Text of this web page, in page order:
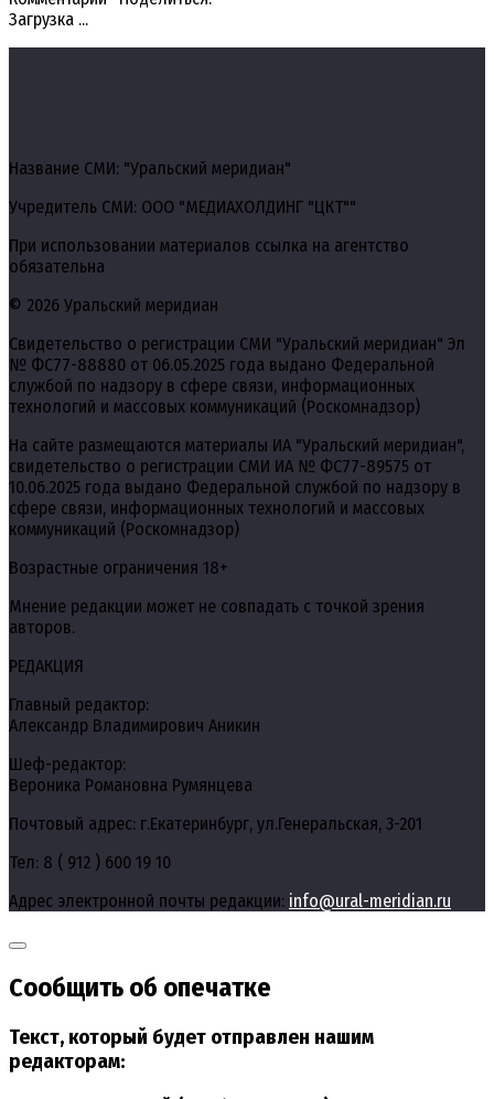
Загрузка ...
Название СМИ: "Уральский меридиан"
Учредитель СМИ: ООО "МЕДИАХОЛДИНГ "ЦКТ""
При использовании материалов ссылка на агентство
обязательна
© 2026 Уральский меридиан
Свидетельство о регистрации СМИ "Уральский меридиан" Эл
№ ФС77-88880 от 06.05.2025 года выдано Федеральной
службой по надзору в сфере связи, информационных
технологий и массовых коммуникаций (Роскомнадзор)
На сайте размещаются материалы ИА "Уральский меридиан",
свидетельство о регистрации СМИ ИА № ФС77-89575 от
10.06.2025 года выдано Федеральной службой по надзору в
сфере связи, информационных технологий и массовых
коммуникаций (Роскомнадзор)
Возрастные ограничения 18+
Мнение редакции может не совпадать с точкой зрения
авторов.
РЕДАКЦИЯ
Главный редактор:
Александр Владимирович Аникин
Шеф-редактор:
Вероника Романовна Румянцева
Почтовый адрес: г.Екатеринбург, ул.Генеральская, 3-201
Тел: 8 ( 912 ) 600 19 10
Адрес электронной почты редакции: info@ural-meridian.ru
Сообщить об опечатке
Текст, который будет отправлен нашим
редакторам: